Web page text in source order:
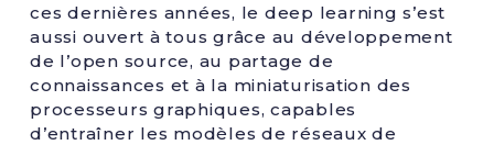
ces dernières années, le deep learning s’est
aussi ouvert à tous grâce au développement
de l’open source, au partage de
connaissances et à la miniaturisation des
processeurs graphiques, capables
d’entraîner les modèles de réseaux de